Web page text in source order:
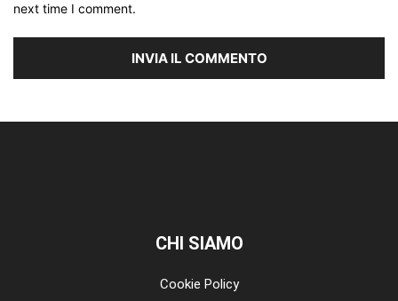
next time I comment.
CHI SIAMO
Cookie Policy